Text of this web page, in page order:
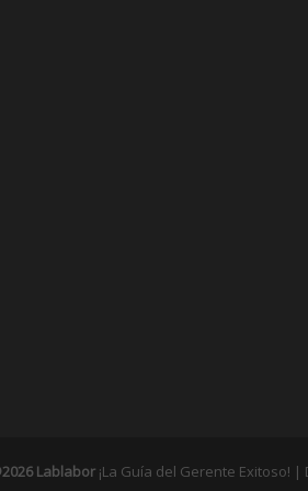
Lablabor ¡La Guía del Gerente Exitoso!